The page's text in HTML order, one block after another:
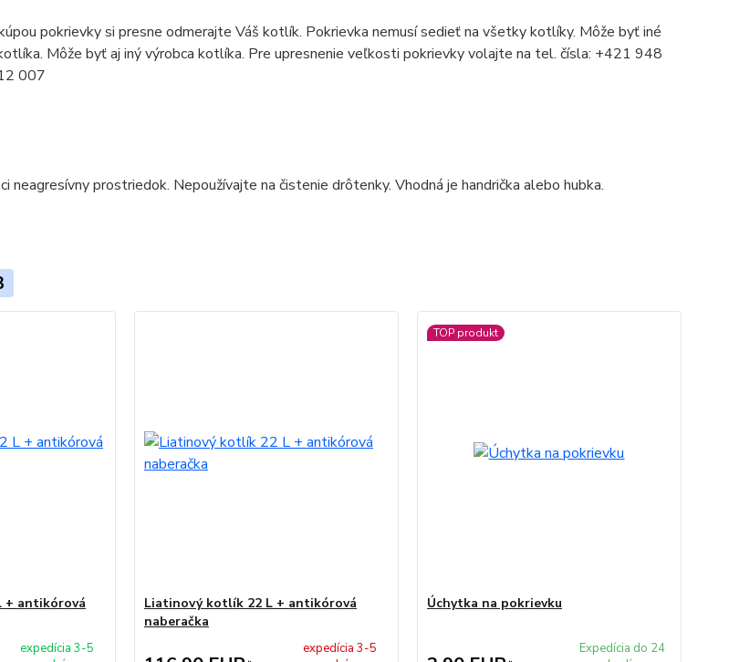
pokrievky si presne odmerajte Váš kotlík. Pokrievka nemusí sedieť na všetky kotlíky. Môže byť iné
Môže byť aj iný výrobca kotlíka. Pre upresnenie veľkosti pokrievky volajte na tel. čísla: +421 948
007
neagresívny prostriedok. Nepoužívajte na čistenie drôtenky. Vhodná je handrička alebo hubka.
antikórová
expedícia 3-5
Liatinový kotlík 22 L + antikórová
naberačka
expedícia 3-5
TOP produkt
Úchytka na pokrievku
Expedícia do 24